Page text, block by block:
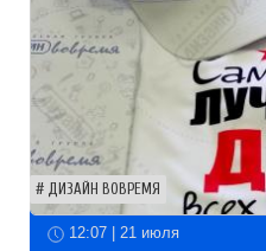
ДИЗАЙН ВОВРЕМЯ
12:07 | 21 июля